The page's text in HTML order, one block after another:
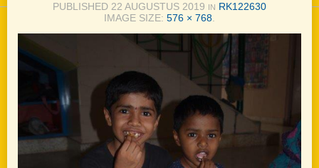
PUBLISHED 22 AUGUSTUS 2019 IN RK122630
IMAGE SIZE: 576 × 768.